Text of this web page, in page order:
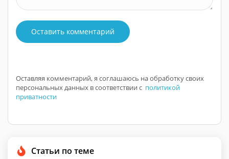
Оставить комментарий
Оставляя комментарий, я соглашаюсь на обработку своих
персональных данных в соответствии с политикой
приватности
Статьи по теме